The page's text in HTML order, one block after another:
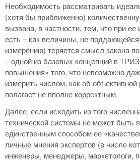
Необходимость рассматривать
(хотя бы приближенно)
вызвана, в частности, тем, что при ее
есть – как величины, не
измерению) теряется смысл закона
– одной из базовых концепций в
повышения» того, что невозможно
измерить числом, как об объективной
полагает не вполне корректным.
Далее, если исходить из того
технической системы не может быть
единственным способом ее
личные мнения экспертов (в числе
инженеры, менеджеры, маркетологи,